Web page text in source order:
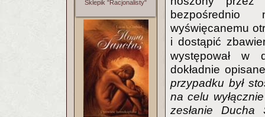
Sklepik "Racjonalisty"
wyświęcanemu
i dostąpić
występował w
dokładnie
przypadku był
na celu
zesłanie